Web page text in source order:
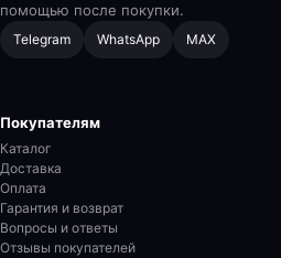
помощью после покупки.
Telegram WhatsApp MAX
Покупателям
Каталог
Доставка
Оплата
Гарантия и возврат
Вопросы и ответы
Отзывы покупателей